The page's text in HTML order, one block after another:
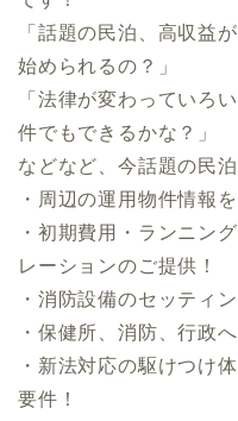
「話題の民泊、高収益
始められるの？」
「法律が変わっていろ
件でもできるかな？」
などなど、今話題の民
・周辺の運用物件情報
・初期費用・ランニン
レーションのご提供！
・消防設備のセッティ
・保健所、消防、行政
・新法対応の駆けつけ
要件！